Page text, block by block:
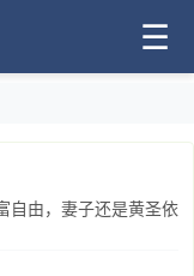
☰
自由，妻子还是黄圣依